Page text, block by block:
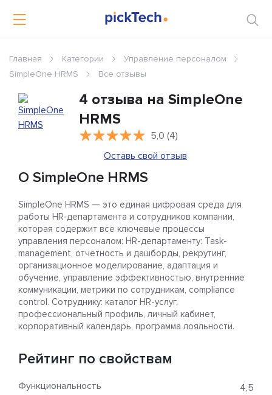
Главная Категории
Управление персоналом
SimpleOne HRMS
Все отзывы
4 отзыва на SimpleOne
HRMS
5,0 (4)
Оставь свой отзыв
О SimpleOne HRMS
SimpleOne HRMS — это единая цифровая среда для
работы HR‑департамента и сотрудников компании,
которая содержит все ключевые процессы
управления персоналом: HR-департаменту: Task-
management, отчетность и дашборды, рекрутинг,
организационное моделирование, адаптация и
обучение, управление эффективностью, внутренние
коммуникации, метрики по сотрудникам, compliance
control. Сотруднику: каталог HR-услуг,
профессиональный профиль, личный кабинет,
корпоративный календарь, программа лояльности.
Рейтинг по свойствам
Функциональность 4,5